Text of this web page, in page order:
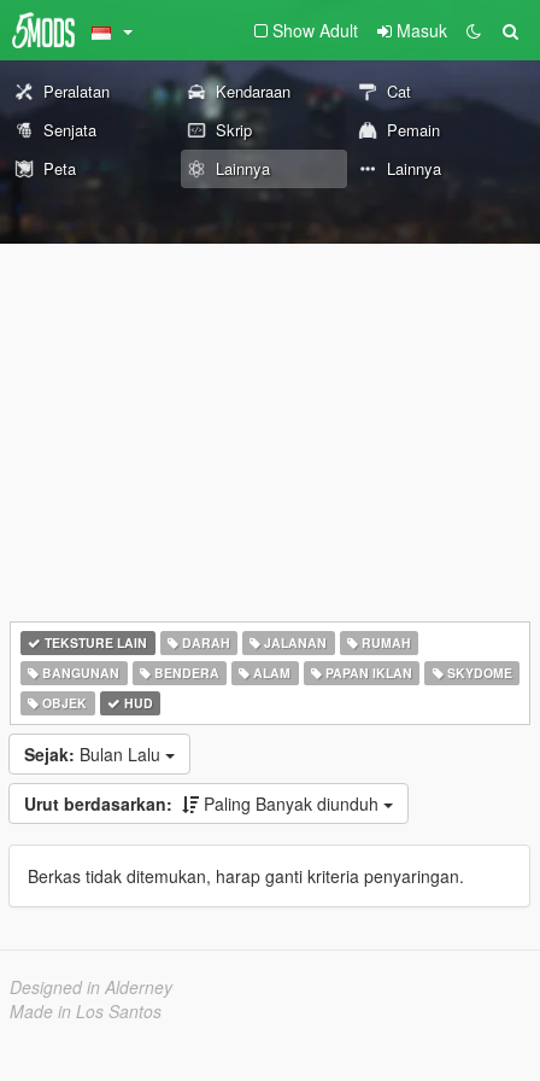
Show Adult Masuk
Peralatan Kendaraan
Cat
Senjata
Skrip
Pemain
Peta
Lainnya Lainnya
TEKSTURE LAIN DARAH JALANAN
RUMAH
BANGUNAN
BENDERA ALAM PAPAN IKLAN
SKYDOME
OBJEK
HUD
Sejak: Bulan Lalu
Urut berdasarkan: Paling Banyak diunduh
Berkas tidak ditemukan, harap ganti kriteria penyaringan.
Designed in Alderney
Made in Los Santos